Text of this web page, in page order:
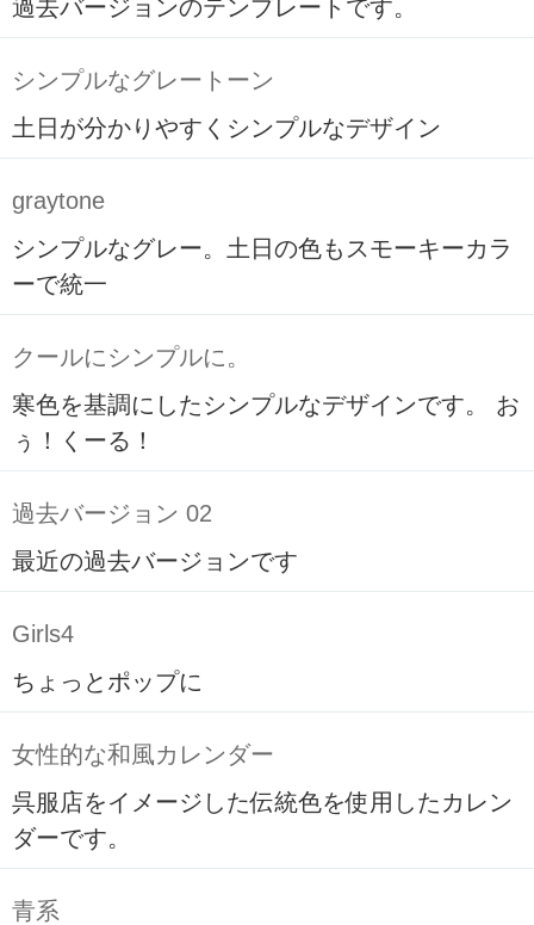
過去バージョンのテンプレートです。
シンプルなグレートーン
土日が分かりやすくシンプルなデザイン
graytone
シンプルなグレー。土日の色もスモーキーカラ
ーで統一
クールにシンプルに。
寒色を基調にしたシンプルなデザインです。 お
ぅ！くーる！
過去バージョン 02
最近の過去バージョンです
Girls4
ちょっとポップに
女性的な和風カレンダー
呉服店をイメージした伝統色を使用したカレン
ダーです。
青系